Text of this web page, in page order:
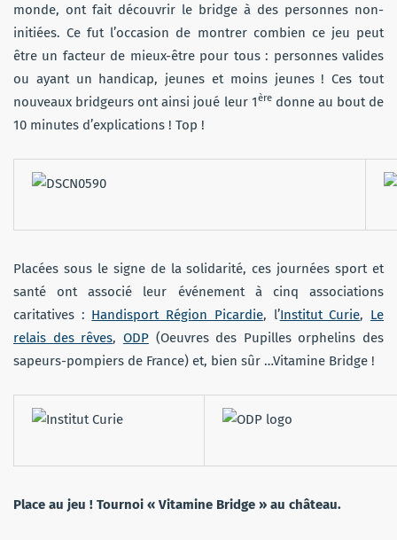
monde, ont fait découvrir le bridge à des personnes non-
initiées. Ce fut l’occasion de montrer combien ce jeu peut
être un facteur de mieux-être pour tous : personnes valides
ou ayant un handicap, jeunes et moins jeunes ! Ces tout
nouveaux bridgeurs ont ainsi joué leur 1èredonne au bout de
10 minutes d’explications ! Top !
Placées sous le signe de la solidarité, ces journées sport et
santé ont associé leur événement à cinq associations
caritatives : Handisport Région Picardie, l’Institut Curie, Le
relais des rêves, ODP(Oeuvres des Pupilles orphelins des
sapeurs-pompiers de France) et, bien sûr …Vitamine Bridge !
Place au jeu ! Tournoi « Vitamine Bridge » au château.